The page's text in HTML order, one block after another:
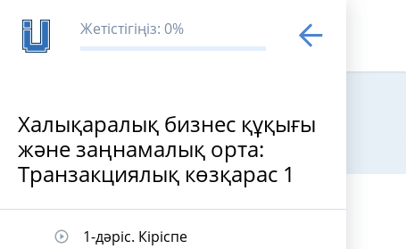
Жетістігіңіз: 0%
Халықаралық бизнес құқығы
және заңнамалық орта:
Транзакциялық көзқарас 1
play_circle_outline 1-дәріс. Кіріспе